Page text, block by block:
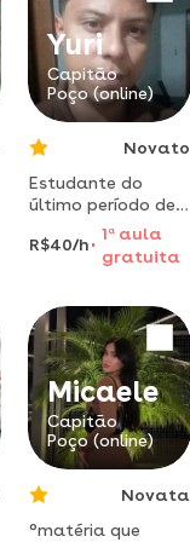
em educação
financeira.
Yuri
Capitão
Poço (online)
Novato
Estudante do
último período de
ciências biológicas
- ufra dou aulas
de geografia
geopolítica. aulas
de biologia,
matemática e
português para
ensino médio e
fundamental
R$40/h
1 aaula
gratuita
Micaele
Capitão
Poço (online)
Novata
°matéria que